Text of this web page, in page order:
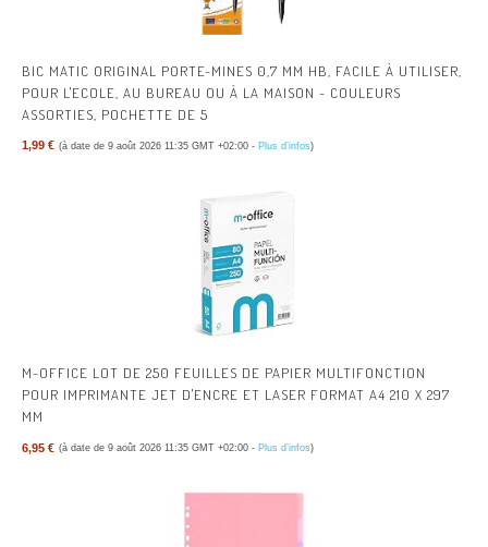
BIC MATIC ORIGINAL PORTE-MINES 0,7 MM HB, FACILE À UTILISER,
POUR L'ECOLE, AU BUREAU OU À LA MAISON - COULEURS
ASSORTIES, POCHETTE DE 5
1,99 € (à date de 9 août 2026 11:35 GMT +02:00 - Plus d’infos)
M-OFFICE LOT DE 250 FEUILLES DE PAPIER MULTIFONCTION
POUR IMPRIMANTE JET D'ENCRE ET LASER FORMAT A4 210 X 297
MM
6,95 € (à date de 9 août 2026 11:35 GMT +02:00 - Plus d’infos)